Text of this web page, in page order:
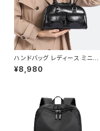
ハンドバッグ レディース ミニバ
ッグ ショルダーバッグ レトロバッ
グ 韓国風バッグ コンパクトバッ
ン ホワイト K-B0305
¥8,980